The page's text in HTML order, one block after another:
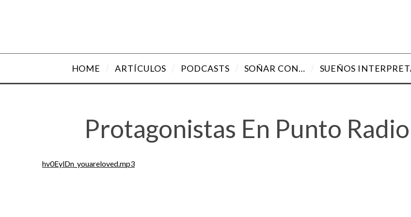
HOME ARTÍCULOS PODCASTS SOÑAR CON… SUEÑOS
Protagonistas En Punto
hv0EylDn_youareloved.mp3